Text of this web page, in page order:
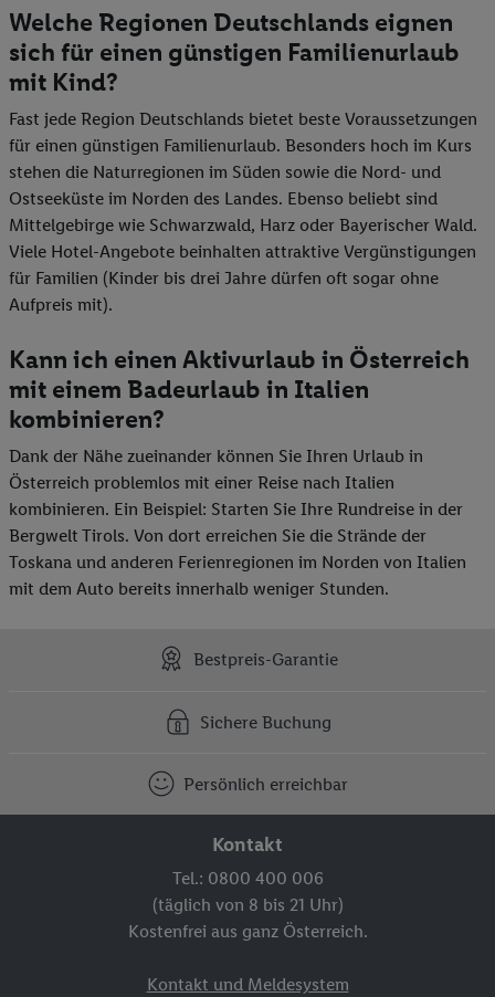
Welche Regionen Deutschlands eignen
sich für einen günstigen Familienurlaub
mit Kind?
Fast jede Region Deutschlands bietet beste Voraussetzungen
für einen günstigen Familienurlaub. Besonders hoch im Kurs
stehen die Naturregionen im Süden sowie die Nord- und
Ostseeküste im Norden des Landes. Ebenso beliebt sind
Mittelgebirge wie Schwarzwald, Harz oder Bayerischer Wald.
Viele Hotel-Angebote beinhalten attraktive Vergünstigungen
für Familien (Kinder bis drei Jahre dürfen oft sogar ohne
Aufpreis mit).
Kann ich einen Aktivurlaub in Österreich
mit einem Badeurlaub in Italien
kombinieren?
Dank der Nähe zueinander können Sie Ihren Urlaub in
Österreich problemlos mit einer Reise nach Italien
kombinieren. Ein Beispiel: Starten Sie Ihre Rundreise in der
Bergwelt Tirols. Von dort erreichen Sie die Strände der
Toskana und anderen Ferienregionen im Norden von Italien
mit dem Auto bereits innerhalb weniger Stunden.
Bestpreis-Garantie
Sichere Buchung
Persönlich erreichbar
Kontakt
Tel.: 0800 400 006
(täglich von 8 bis 21 Uhr)
Kostenfrei aus ganz Österreich.
Kontakt und Meldesystem